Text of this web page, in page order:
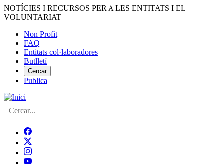
Vés
al
NOTÍCIES I RECURSOS PER A LES ENTITATS I EL
VOLUNTARIAT
Menú
del
compte
d'usuari
Non Profit
FAQ
Entitats col·laboradores
Butlletí
Cercar
Publica
Cerca